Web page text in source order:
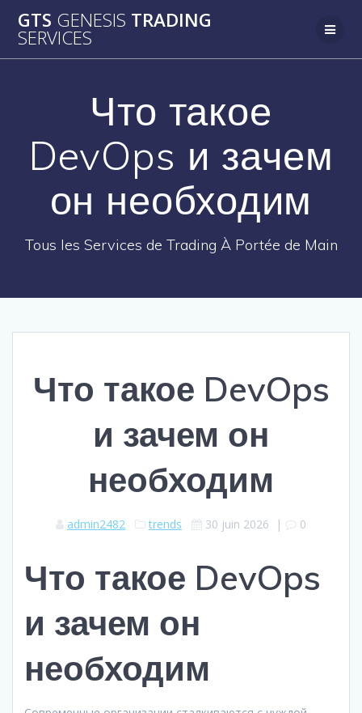
au
GTS GENESIS TRADING
SERVICES
Что такое
DevOps и зачем
он необходим
Tous les Services de Trading À Portée de Main
Что такое DevOps
и зачем он
необходим
admin2482 trends 30 juin 2026 | 0
Что такое DevOps
и зачем он
необходим